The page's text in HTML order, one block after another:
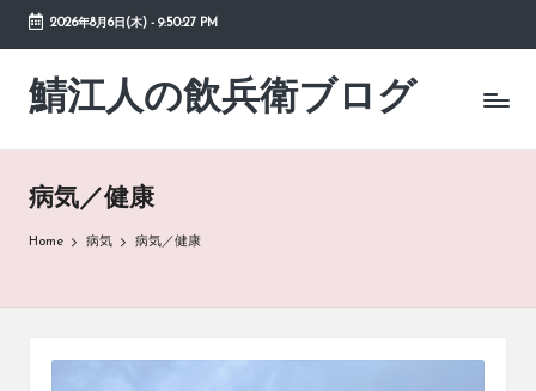
Skip
content
2026年8月6日(木)- 9:50:28 PM
鯖江人の飲兵衛ブログ
日々
の
草
病気／健康
Home 病気 病気／健康